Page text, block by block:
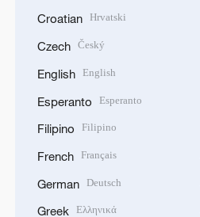
Croatian Hrvatski
Czech Český
English English
Esperanto Esperanto
Filipino Filipino
French Français
German Deutsch
Greek Ελληνικά